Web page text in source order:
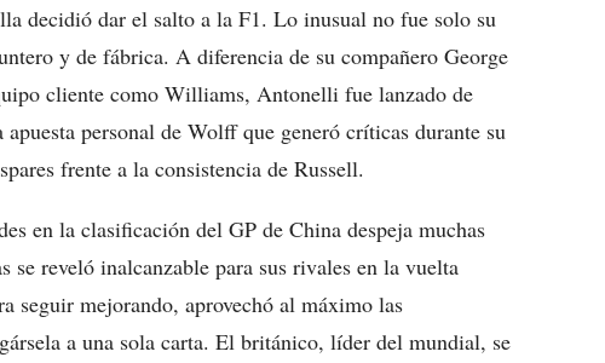
decidió dar el salto a la F1. Lo inusual no fue solo su
y de fábrica. A diferencia de su compañero George
cliente como Williams, Antonelli fue lanzado de
personal de Wolff que generó críticas durante su
frente a la consistencia de Russell.
en la clasificación del GP de China despeja muchas
se reveló inalcanzable para sus rivales en la vuelta
seguir mejorando, aprovechó al máximo las
a una sola carta. El británico, líder del mundial, se